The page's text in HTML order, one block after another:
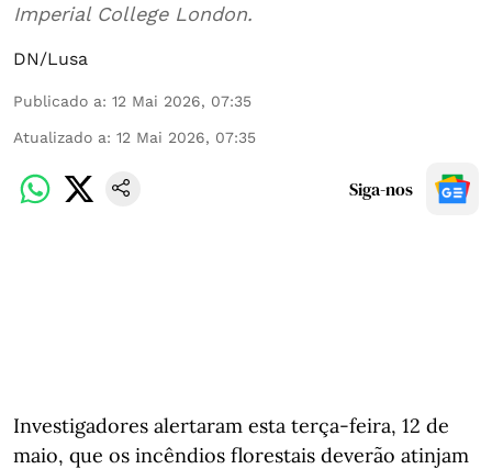
Imperial College London.
DN/Lusa
Publicado a: 12 Mai 2026, 07:35
Atualizado a: 12 Mai 2026, 07:35
Siga-nos
Investigadores alertaram esta terça-feira, 12 de
maio, que os incêndios florestais deverão atinjam